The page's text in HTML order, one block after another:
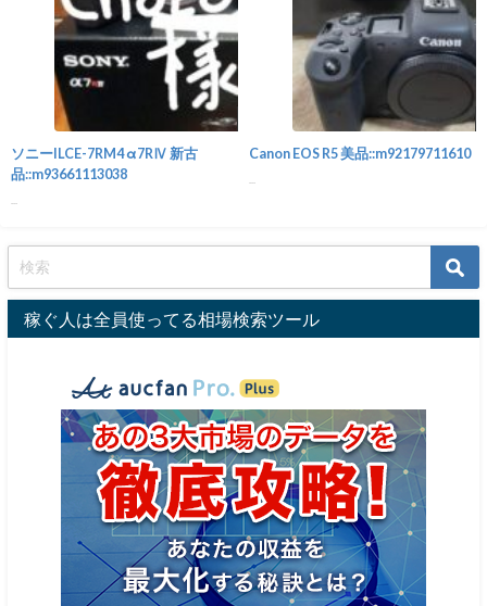
ソニーILCE-7RM4 α7RⅣ 新古
品::m93661113038
Canon EOS R5 美品::m92179711610
稼ぐ人は全員使ってる相場検索ツール